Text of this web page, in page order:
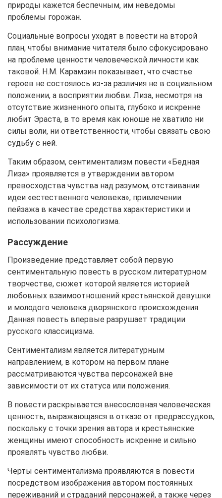
природы кажется беспечным, им неведомы
проблемы горожан.
Социальные вопросы уходят в повести на второй
план, чтобы внимание читателя было сфокусировано
на проблеме ценности человеческой личности как
таковой. Н.М. Карамзин показывает, что счастье
героев не состоялось из-за различия не в социальном
положении, а восприятии любви. Лиза, несмотря на
отсутствие жизненного опыта, глубоко и искренне
любит Эраста, в то время как юноше не хватило ни
силы воли, ни ответственности, чтобы связать свою
судьбу с ней.
Таким образом, сентиментализм повести «Бедная
Лиза» проявляется в утверждении автором
превосходства чувства над разумом, отстаивании
идеи «естественного человека», привлечении
пейзажа в качестве средства характеристики и
использовании психологизма.
Рассуждение
Произведение представляет собой первую
сентиментальную повесть в русском литературном
творчестве, сюжет которой является историей
любовных взаимоотношений крестьянской девушки
и молодого человека дворянского происхождения.
Данная повесть впервые разрушает традиции
русского классицизма.
Сентиментализм является литературным
направлением, в котором на первом плане
рассматриваются чувства персонажей вне
зависимости от их статуса или положения.
В повести раскрывается внесословная человеческая
ценность, выражающаяся в отказе от предрассудков,
поскольку с точки зрения автора и крестьянские
женщины имеют способность искренне и сильно
проявлять чувство любви.
Черты сентиментализма проявляются в повести
посредством изображения автором постоянных
переживаний и страданий персонажей, а также через